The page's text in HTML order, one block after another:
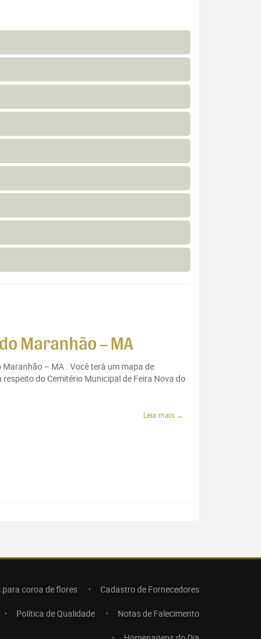
Maranhão – MA
– MA . Você terá um mapa de
do Cemitério Municipal de Feira Nova do
Leia mais →
para coroa de flores Cadastro de Fornecedores
Política de Qualidade Notas de Falecimento